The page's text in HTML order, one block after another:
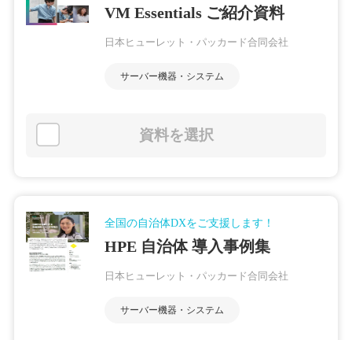
VM Essentials ご紹介資料
日本ヒューレット・パッカード合同会社
サーバー機器・システム
資料を選択
全国の自治体DXをご支援します！
HPE 自治体 導入事例集
日本ヒューレット・パッカード合同会社
サーバー機器・システム